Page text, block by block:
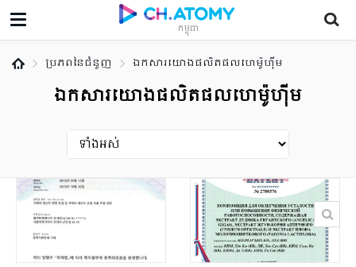
កម្ពុជា
ប្រភពនៃជំនួញ ឯកសារយោងផលិតផលហេម៉ូហ៊ីម
ឯកសារយោងផលិតផលហេម៉ូហ៊ីម